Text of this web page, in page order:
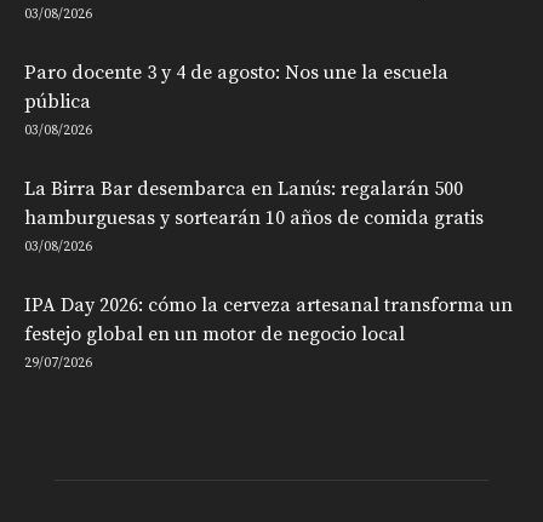
03/08/2026
Paro docente 3 y 4 de agosto: Nos une la escuela
pública
03/08/2026
La Birra Bar desembarca en Lanús: regalarán 500
hamburguesas y sortearán 10 años de comida gratis
03/08/2026
IPA Day 2026: cómo la cerveza artesanal transforma un
festejo global en un motor de negocio local
29/07/2026